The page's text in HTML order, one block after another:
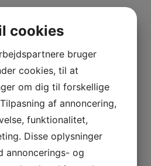
cookies
bruger
cookies, til at
om dig til forskellige
af annoncering,
funktionalitet,
Disse oplysninger
annoncerings- og